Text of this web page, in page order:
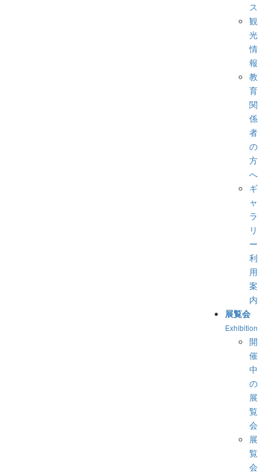
ス
観
光
情
報
教
育
関
係
者
の
方
へ
ギ
ャ
ラ
リ
ー
利
用
案
内
展覧会
Exhibition
開
催
中
の
展
覧
会
展
覧
会